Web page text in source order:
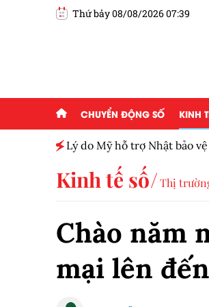
Thứ bảy 08/08/2026 07:39
CHUYỂN ĐỘNG SỐ KINH
Lý do Mỹ hỗ trợ Nhật bảo
Kinh tế số Thị
Chào năm
mại lên